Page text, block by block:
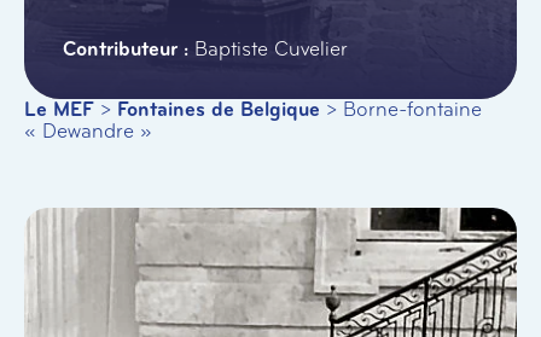
Baptiste Cuvelier
Le MEF > Fontaines de Belgique > Borne-fontaine
« Dewandre »